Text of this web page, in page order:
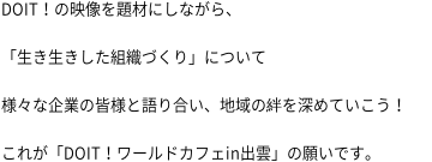
DOIT！の映像を題材にしながら、
「生き生きした組織づくり」について
様々な企業の皆様と語り合い、地域の絆を深めていこう！
これが「DOIT！ワールドカフェin出雲」の願いです。